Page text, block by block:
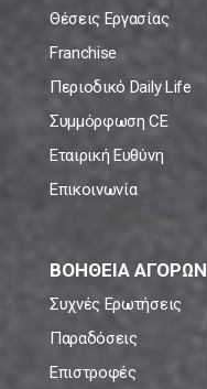
Θέσεις Εργασίας
Franchise
Περιοδικό Daily Life
Συμμόρφωση CE
Εταιρική Ευθύνη
Επικοινωνία
ΒΟΗΘΕΙΑ ΑΓΟΡΩΝ
Συχνές Ερωτήσεις
Παραδόσεις
Επιστροφές